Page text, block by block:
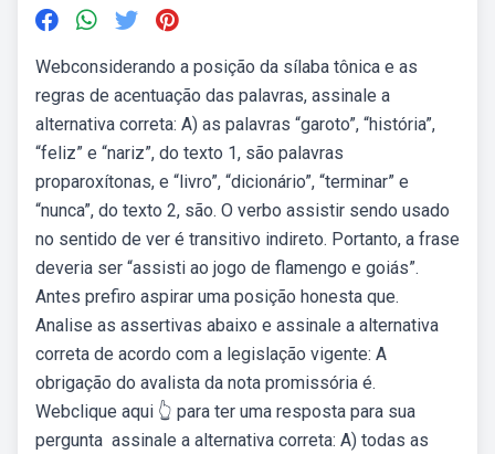
Webconsiderando a posição da sílaba tônica e as
regras de acentuação das palavras, assinale a
alternativa correta: A) as palavras “garoto”, “história”,
“feliz” e “nariz”, do texto 1, são palavras
proparoxítonas, e “livro”, “dicionário”, “terminar” e
“nunca”, do texto 2, são. O verbo assistir sendo usado
no sentido de ver é transitivo indireto. Portanto, a frase
deveria ser “assisti ao jogo de flamengo e goiás”.
Antes prefiro aspirar uma posição honesta que.
Analise as assertivas abaixo e assinale a alternativa
correta de acordo com a legislação vigente: A
obrigação do avalista da nota promissória é.
Webclique aqui 👆 para ter uma resposta para sua
pergunta ️ assinale a alternativa correta: A) todas as